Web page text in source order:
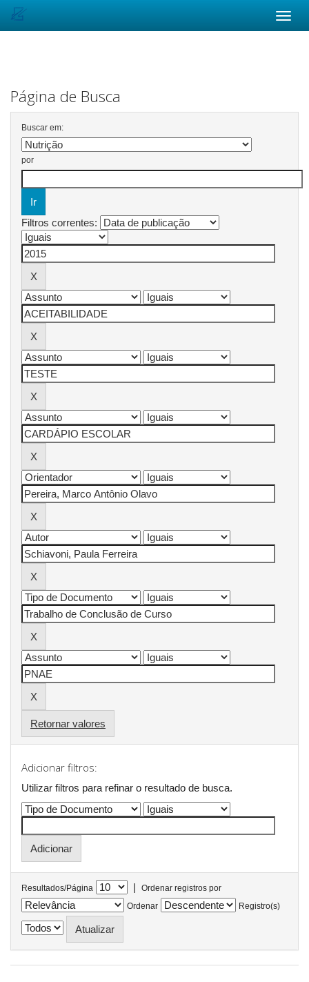
Página de Busca
Buscar em:
por
Filtros correntes:
Retornar valores
Adicionar filtros:
Utilizar filtros para refinar o resultado de busca.
Resultados/Página |
Ordenar registros por
Ordenar
Registro(s)